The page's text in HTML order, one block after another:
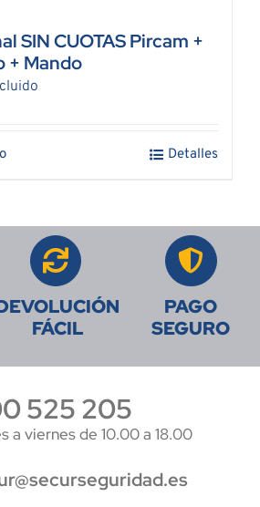
SIN CUOTAS Pircam +
+ Mando
Detalles
FÁCIL
PAGO
SEGURO
525 205
a viernes de 10.00 a 18.00